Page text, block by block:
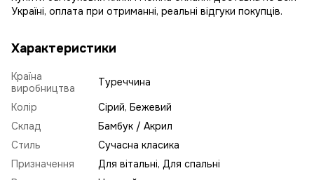
Україні, оплата при отриманні, реальні відгуки покупців.
Характеристики
Країна
виробництва
Туреччина
Колір
Сірий, Бежевий
Склад
Бамбук / Акрил
Стиль
Сучасна класика
Призначення
Для вітальні, Для спальні